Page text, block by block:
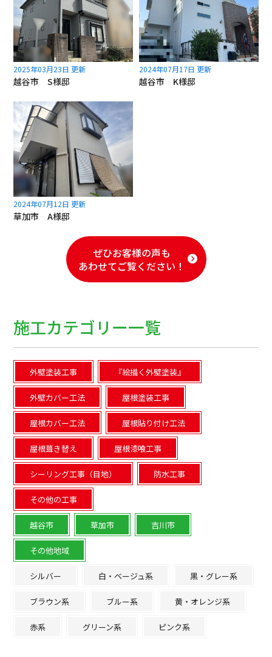
2025年03月23日 更新
越谷市 S様邸
2024年07月17日 更新
越谷市 K様邸
2024年07月12日 更新
草加市 A様邸
ぜひお客様の声も
あわせてご覧ください！
施工カテゴリー一覧
外壁塗装工事 『絵描く外壁塗装』
外壁カバー工法 屋根塗装工事
屋根カバー工法 屋根貼り付け工法
屋根葺き替え 屋根漆喰工事
シーリング工事（目地） 防水工事
その他の工事
越谷市 草加市 吉川市
その他地域
シルバー 白・ベージュ系 黒・グレー系
ブラウン系 ブルー系 黄・オレンジ系
赤系 グリーン系 ピンク系